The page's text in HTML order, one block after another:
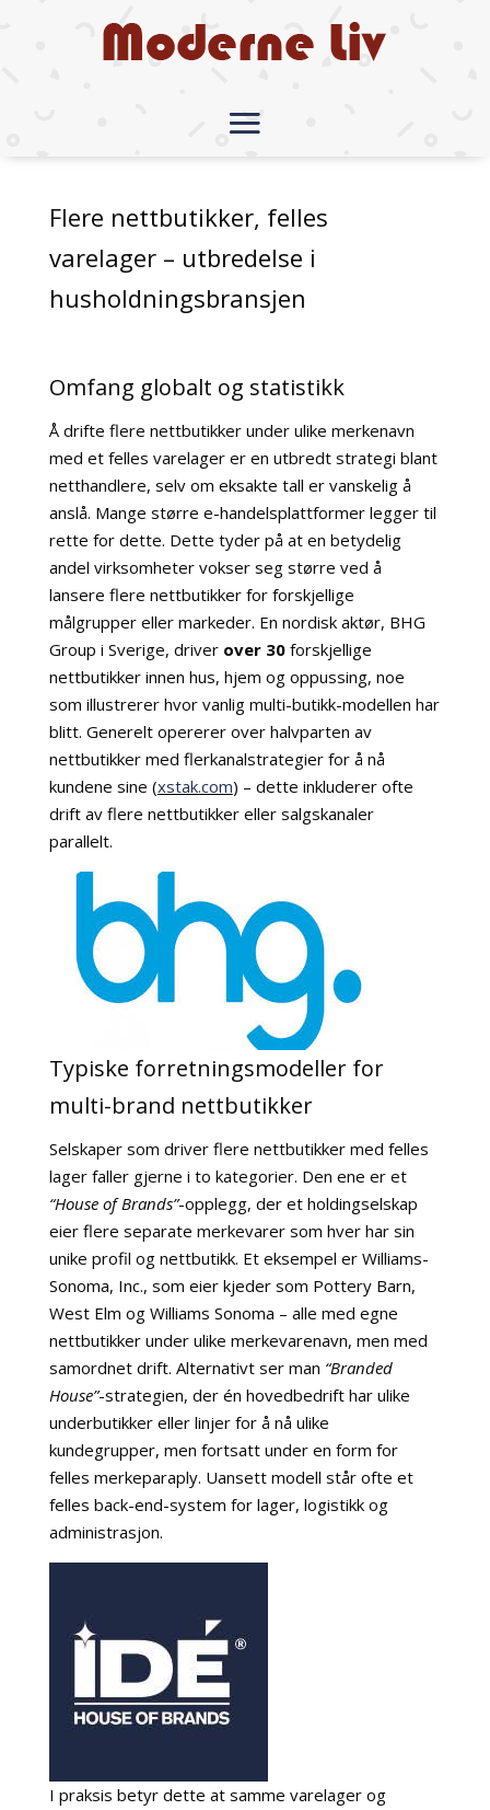
Flere nettbutikker, felles
varelager – utbredelse i
husholdningsbransjen
Omfang globalt og statistikk
Å drifte flere nettbutikker under ulike merkenavn
med et felles varelager er en utbredt strategi blant
netthandlere, selv om eksakte tall er vanskelig å
anslå. Mange større e-handelsplattformer legger til
rette for dette. Dette tyder på at en betydelig
andel virksomheter vokser seg større ved å
lansere flere nettbutikker for forskjellige
målgrupper eller markeder. En nordisk aktør, BHG
Group i Sverige, driver over 30forskjellige
nettbutikker innen hus, hjem og oppussing, noe
som illustrerer hvor vanlig multi-butikk-modellen har
blitt. Generelt opererer over halvparten av
nettbutikker med flerkanalstrategier for å nå
kundene sine (xstak.com) – dette inkluderer ofte
drift av flere nettbutikker eller salgskanaler
parallelt.
Typiske forretningsmodeller for
multi-brand nettbutikker
Selskaper som driver flere nettbutikker med felles
lager faller gjerne i to kategorier. Den ene er et
“House of Brands”-opplegg, der et holdingselskap
eier flere separate merkevarer som hver har sin
unike profil og nettbutikk. Et eksempel er Williams-
Sonoma, Inc., som eier kjeder som Pottery Barn,
West Elm og Williams Sonoma – alle med egne
nettbutikker under ulike merkevarenavn, men med
samordnet drift. Alternativt ser man “Branded
House”-strategien, der én hovedbedrift har ulike
underbutikker eller linjer for å nå ulike
kundegrupper, men fortsatt under en form for
felles merkeparaply. Uansett modell står ofte et
felles back-end-system for lager, logistikk og
administrasjon.
I praksis betyr dette at samme varelager og